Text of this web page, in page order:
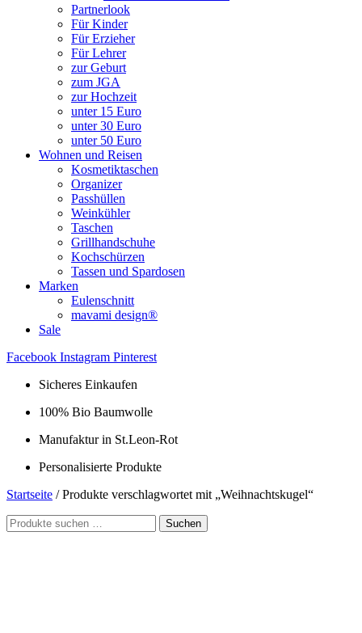
Partnerlook
Für Kinder
Für Erzieher
Für Lehrer
zur Geburt
zum JGA
zur Hochzeit
unter 15 Euro
unter 30 Euro
unter 50 Euro
Wohnen und Reisen
Kosmetiktaschen
Organizer
Passhüllen
Weinkühler
Taschen
Grillhandschuhe
Kochschürzen
Tassen und Spardosen
Marken
Eulenschnitt
mavami design®
Sale
Facebook Instagram Pinterest
Sicheres Einkaufen
100% Bio Baumwolle
Manufaktur in St.Leon-Rot
Personalisierte Produkte
Startseite / Produkte verschlagwortet mit „Weihnachtskugel“
Suche
nach:
Suchen